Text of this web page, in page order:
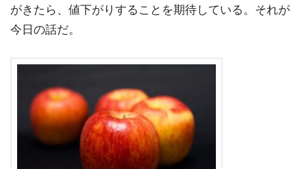
がきたら、値下がりすることを期待している。それが
今日の話だ。